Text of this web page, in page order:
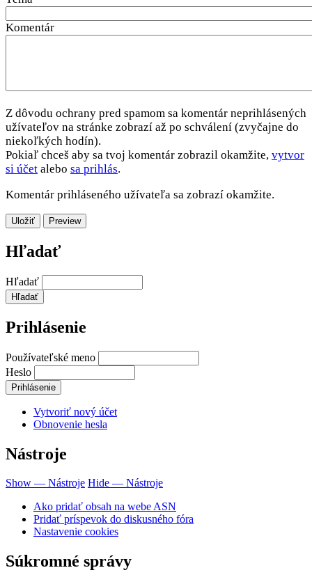
Komentár
Z dôvodu ochrany pred spamom sa komentár neprihlásených
užívateľov na stránke zobrazí až po schválení (zvyčajne do
niekoľkých hodín).
Pokiaľ chceš aby sa tvoj komentár zobrazil okamžite, vytvor
si účet alebo sa prihlás.
Komentár prihláseného užívateľa sa zobrazí okamžite.
Hľadať
Hľadať
Prihlásenie
Používateľské meno
Heslo
Vytvoriť nový účet
Obnovenie hesla
Nástroje
Show — Nástroje Hide — Nástroje
Ako pridať obsah na webe ASN
Pridať príspevok do diskusného fóra
Nastavenie cookies
Súkromné správy